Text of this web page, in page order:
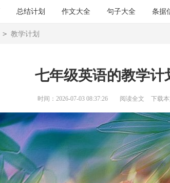
总结计划 作文大全 句子大全 条据
> 教学计划
七年级英语的教学计
时间：2026-07-03 08:37:26 阅读全文 下载